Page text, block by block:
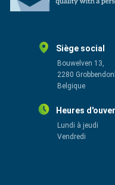
Siège social
Bouwelven 13,
2280
Belgique
Heures
Lundi à jeudi
Vendredi